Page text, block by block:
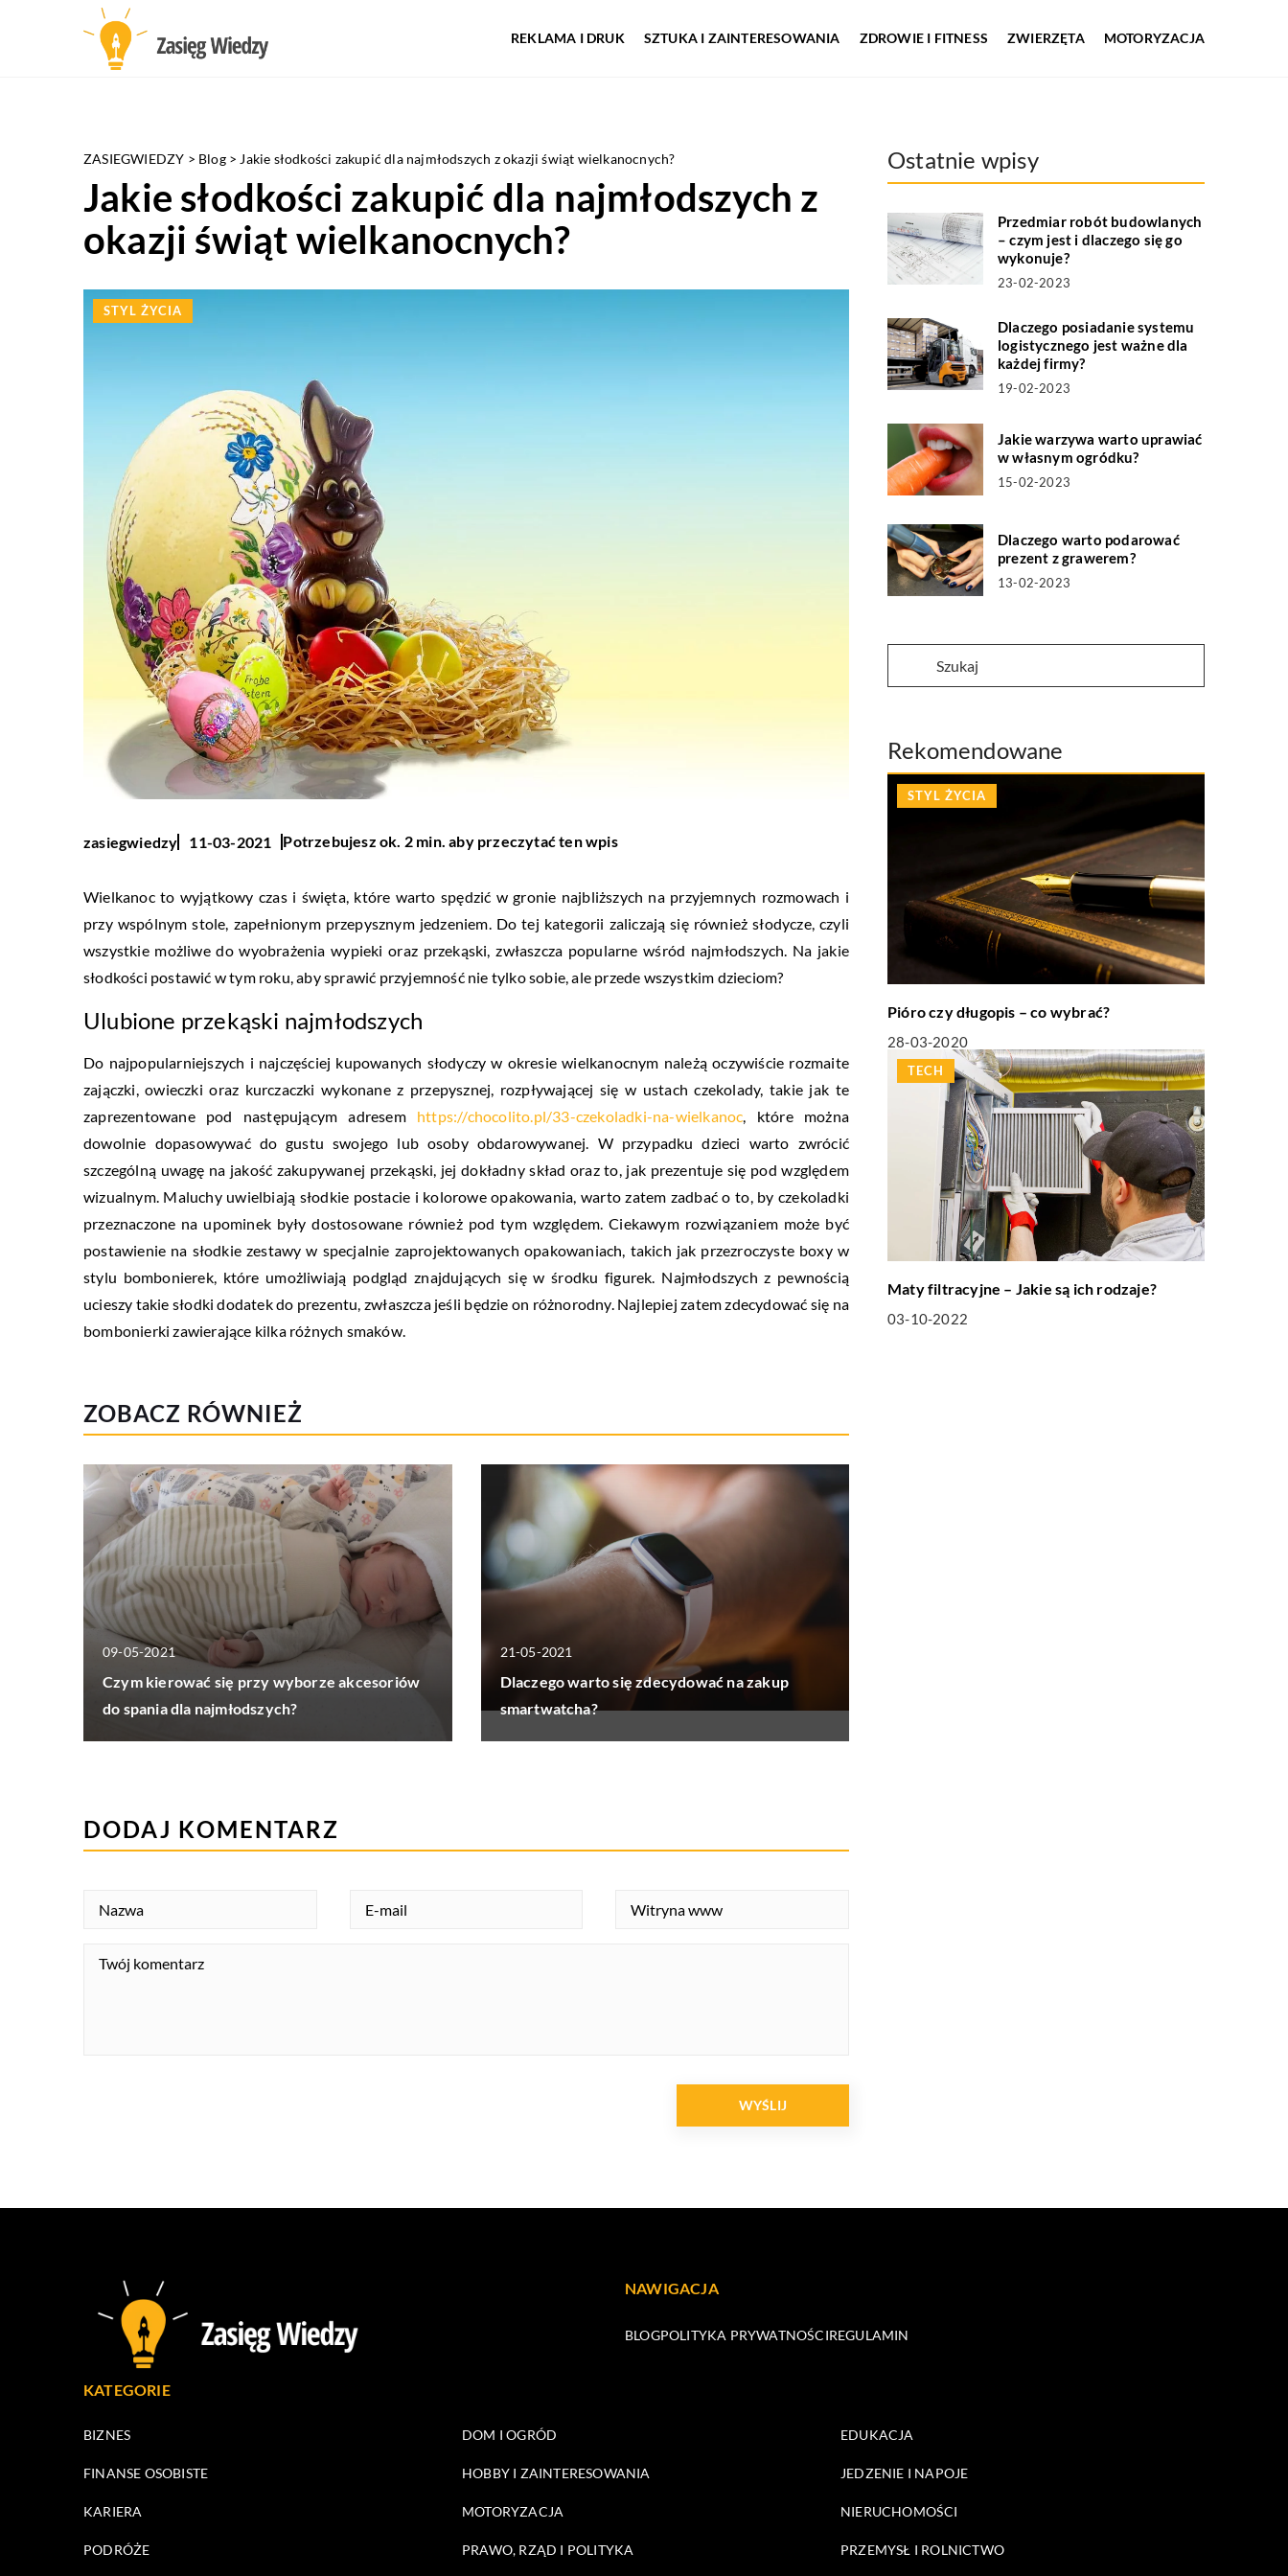
REKLAMA I DRUK SZTUKA I ZAINTERESOWANIA ZDROWIE I FITNESS ZWIERZĘTA MOTORYZACJA
ZASIEGWIEDZY > Blog> Jakie słodkości zakupić dla najmłodszych z okazji świąt wielkanocnych?
Jakie słodkości zakupić dla najmłodszych z
okazji świąt wielkanocnych?
STYL ŻYCIA
zasiegwiedzy 11-03-2021 Potrzebujesz ok. 2 min. aby przeczytać ten wpis
Wielkanoc to wyjątkowy czas i święta, które warto spędzić w gronie najbliższych na przyjemnych rozmowach i
przy wspólnym stole, zapełnionym przepysznym jedzeniem. Do tej kategorii zaliczają się również słodycze, czyli
wszystkie możliwe do wyobrażenia wypieki oraz przekąski, zwłaszcza popularne wśród najmłodszych. Na jakie
słodkości postawić w tym roku, aby sprawić przyjemność nie tylko sobie, ale przede wszystkim dzieciom?
Ulubione przekąski najmłodszych
Do najpopularniejszych i najczęściej kupowanych słodyczy w okresie wielkanocnym należą oczywiście rozmaite
zajączki, owieczki oraz kurczaczki wykonane z przepysznej, rozpływającej się w ustach czekolady, takie jak te
zaprezentowane pod następującym adresem https://chocolito.pl/33-czekoladki-na-wielkanoc, które można
dowolnie dopasowywać do gustu swojego lub osoby obdarowywanej. W przypadku dzieci warto zwrócić
szczególną uwagę na jakość zakupywanej przekąski, jej dokładny skład oraz to, jak prezentuje się pod względem
wizualnym. Maluchy uwielbiają słodkie postacie i kolorowe opakowania, warto zatem zadbać o to, by czekoladki
przeznaczone na upominek były dostosowane również pod tym względem. Ciekawym rozwiązaniem może być
postawienie na słodkie zestawy w specjalnie zaprojektowanych opakowaniach, takich jak przezroczyste boxy w
stylu bombonierek, które umożliwiają podgląd znajdujących się w środku figurek. Najmłodszych z pewnością
ucieszy takie słodki dodatek do prezentu, zwłaszcza jeśli będzie on różnorodny. Najlepiej zatem zdecydować się na
bombonierki zawierające kilka różnych smaków.
ZOBACZ RÓWNIEŻ
09-05-2021
Czym kierować się przy wyborze akcesoriów
do spania dla najmłodszych?
21-05-2021
Dlaczego warto się zdecydować na zakup
smartwatcha?
Ostatnie wpisy
Przedmiar robót budowlanych
– czym jest i dlaczego się go
wykonuje?
23-02-2023
Dlaczego posiadanie systemu
logistycznego jest ważne dla
każdej firmy?
19-02-2023
Jakie warzywa warto uprawiać
w własnym ogródku?
15-02-2023
Dlaczego warto podarować
prezent z grawerem?
13-02-2023
Rekomendowane
STYL ŻYCIA
Pióro czy długopis – co wybrać?
28-03-2020
TECH
Maty filtracyjne – Jakie są ich rodzaje?
03-10-2022
DODAJ KOMENTARZ
NAWIGACJA
BLOGPOLITYKA PRYWATNOŚCIREGULAMIN
KATEGORIE
BIZNES DOM I OGRÓD EDUKACJA
FINANSE OSOBISTE HOBBY I ZAINTERESOWANIA JEDZENIE I NAPOJE
KARIERA MOTORYZACJA NIERUCHOMOŚCI
PODRÓŻE PRAWO, RZĄD I POLITYKA PRZEMYSŁ I ROLNICTWO